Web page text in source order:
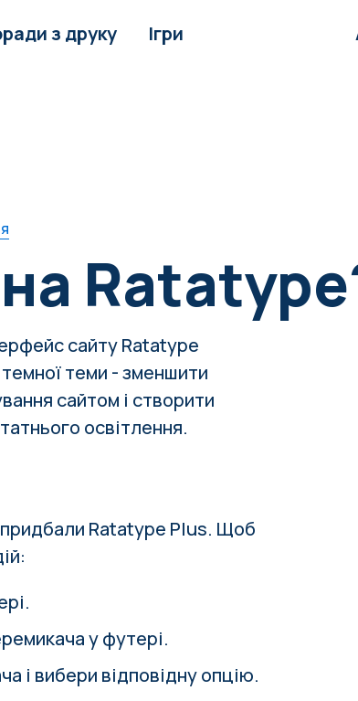
з друку Ігри
сайту Ratatype
теми - зменшити
сайтом і створити
освітлення.
придбали Ratatype Plus. Щоб
у футері.
і вибери відповідну опцію.